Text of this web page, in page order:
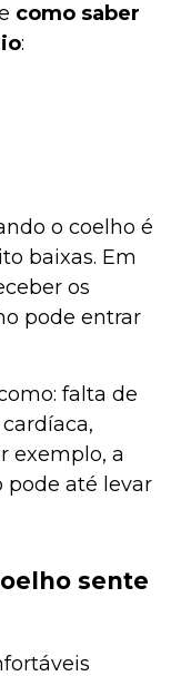
como saber
:
o coelho é
baixas. Em
os
pode entrar
falta de
exemplo, a
pode até levar
sente